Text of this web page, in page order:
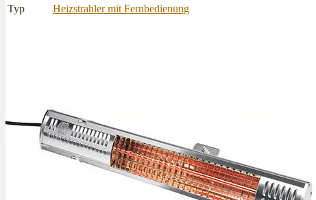
Typ
Heizstrahler mit Fernbedienung